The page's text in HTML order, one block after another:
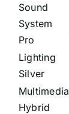
Sound
System
Pro
Lighting
Silver
Multimedia
Hybrid